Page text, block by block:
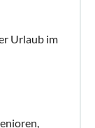
Urlaub im